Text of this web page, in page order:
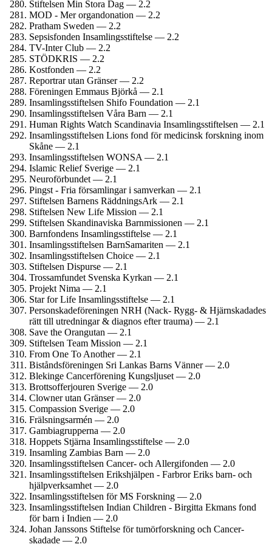
Stiftelsen Min Stora Dag — 2.2
MOD - Mer organ­donation — 2.2
Pratham Sweden — 2.2
Sepsisfonden Insamlings­stiftelse — 2.2
TV-Inter Club — 2.2
STÖDKRIS — 2.2
Kostfonden — 2.2
Reportrar utan Gränser — 2.2
Föreningen Emmaus Björkå — 2.1
Insamlings­stiftelsen Shifo Foundation — 2.1
Insamlings­stiftelsen Våra Barn — 2.1
Human Rights Watch Scandinavia Insamlings­stiftelsen — 2.1
Insamlingsstiftelsen Lions fond för medicinsk forskning inom
Skåne — 2.1
Insamlings­stiftelsen WONSA — 2.1
Islamic Relief Sverige — 2.1
Neuro­förbundet — 2.1
Pingst - Fria församlingar i samverkan — 2.1
Stiftelsen Barnens RäddningsArk — 2.1
Stiftelsen New Life Mission — 2.1
Stiftelsen Skandinaviska Barnmissionen — 2.1
Barnfondens Insamlings­stiftelse — 2.1
Insamlings­stiftelsen BarnSamariten — 2.1
Insamlings­stiftelsen Choice — 2.1
Stiftelsen Dispurse — 2.1
Trossamfundet Svenska Kyrkan — 2.1
Projekt Nima — 2.1
Star for Life Insamlings­stiftelse — 2.1
Personskade­föreningen NRH (Nack- Rygg- & Hjärnskadades
rätt till utredningar & diagnos efter trauma) — 2.1
Save the Orangutan — 2.1
Stiftelsen Team Mission — 2.1
From One To Another — 2.1
Bistånds­föreningen Sri Lankas Barns Vänner — 2.0
Blekinge Cancer­förening Kungsljuset — 2.0
Brottsoffer­jouren Sverige — 2.0
Clowner utan Gränser — 2.0
Compassion Sverige — 2.0
Frälsningsarmén — 2.0
Gambiagrupperna — 2.0
Hoppets Stjärna Insamlings­stiftelse — 2.0
Insamling Zambias Barn — 2.0
Insamlings­stiftelsen Cancer- och Allergifonden — 2.0
Insamlings­stiftelsen Erikshjälpen - Farbror Eriks barn- och
hjälpverksamhet — 2.0
Insamlings­stiftelsen för MS Forskning — 2.0
Insamlings­stiftelsen Indian Children - Birgitta Ekmans fond
för barn i Indien — 2.0
Johan Janssons Stiftelse för tumör­forskning och Cancer­
skadade — 2.0